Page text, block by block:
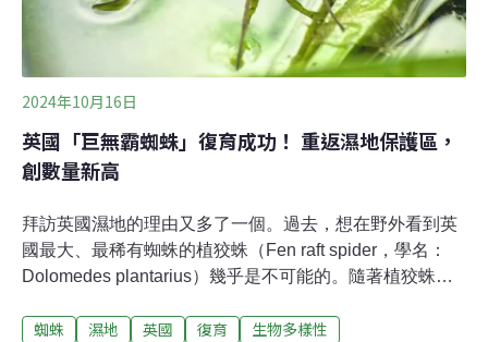
2024年10月16日
英國「巨無霸蜘蛛」復育成功！ 重返濕地保護區，
創數量新高
拜訪英國濕地的理由又多了一個。過去，想在野外看到英
國最大、最稀有蜘蛛的植狡蛛（Fen raft spider，學名：
Dolomedes plantarius）幾乎是不可能的。隨著植狡蛛的
會目睹牠們的風采。植狡蛛以巨大體型和特殊的育嬰行為
蜘蛛 濕地 英國 復育 生物多樣性